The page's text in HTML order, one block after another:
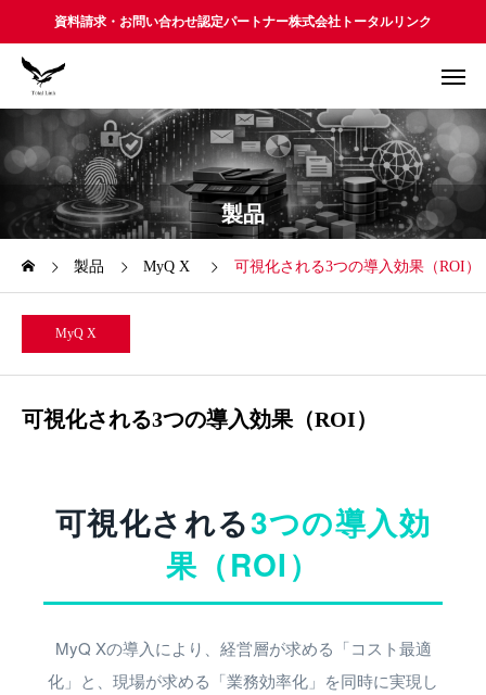
資料請求・お問い合わせ認定パートナー株式会社トータルリンク
製品
製品 MyQ X 可視化される3つの導入効果（ROI）
MyQ X
可視化される3つの導入効果（ROI）
可視化される3つの導入効
果（ROI）
MyQ Xの導入により、経営層が求める「コスト最適
化」と、現場が求める「業務効率化」を同時に実現し